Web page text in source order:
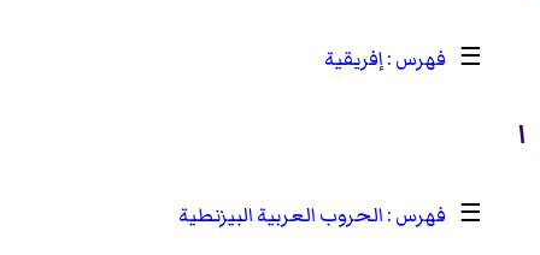
☰ إفريقية
ا
☰
الحروب العربية البيزنطية